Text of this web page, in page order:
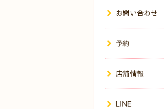
お問い合わせ
予約
店舗情報
LINE